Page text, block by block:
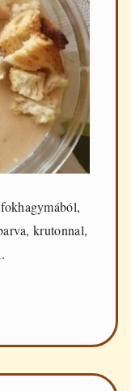
krutonnal,